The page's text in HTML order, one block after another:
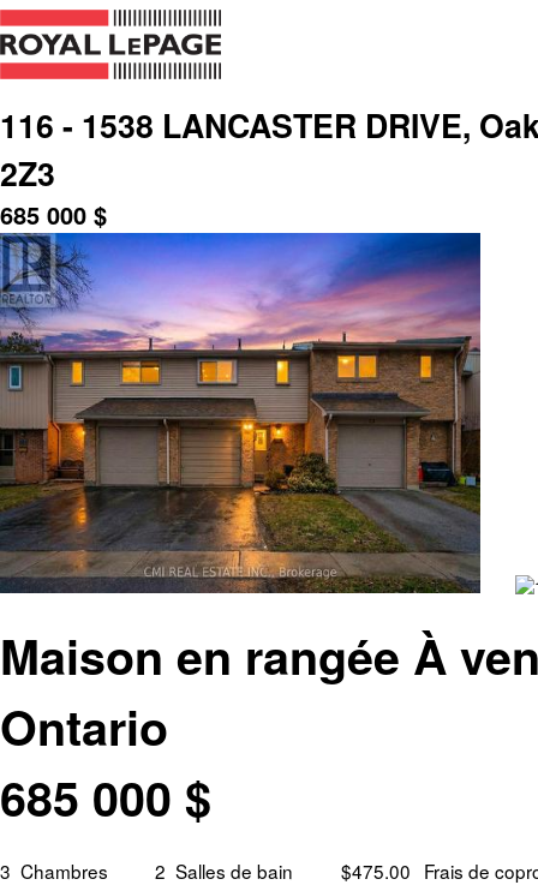
116 - 1538 LANCASTER DRIVE,
2Z3
685 000 $
Maison en rangée À
Ontario
685 000 $
3 Chambres 2 Salles de bain $475.00 Frais de